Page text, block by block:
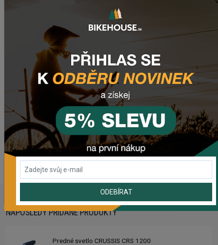
Potřebujete poradit s výběrem? Tak potom určitě navštivte
naši sekci
Jak vybrat horské kolo.
Nenašli jste tam odpověď na Váš dotaz? Zanechte
email , zprávu naFacebookunebo využijte náš chat
(modré tlačítko vpravo dole).
WEBOVÁ STRÁNKA VÝROBCE
www.ghost-bikes.com
NAPOSLEDY PŘIDANÉ PRODUKTY
Predné svetlo CRUSSIS CRS 1200
ODEBÍRAT